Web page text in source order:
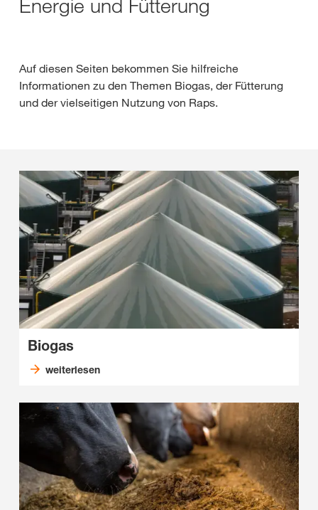
Energie und Fütterung
Auf diesen Seiten bekommen Sie hilfreiche
Informationen zu den Themen Biogas, der Fütterung
und der vielseitigen Nutzung von Raps.
Biogas
weiterlesen